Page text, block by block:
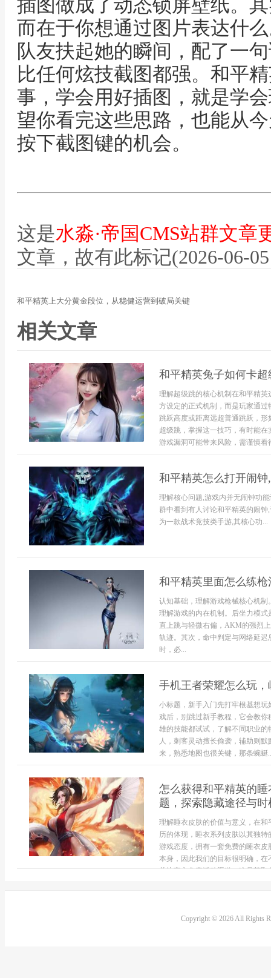
插图做成了动态锁屏壁纸。
而在于你想通过图片表达什
队友扶起她的瞬间，配了一
比任何炫技截图都强。和平
事，学会用好插图，就是学
望你看完这些思路，也能从
按下截图键的机会。
这是水淼·帝国CMS站群文章
文章，故有此标记(2026-06-
和平精英上大分黄金段位，从稳健运营到破局关键
相关文章
和平精英兔子如何卡
理解超级跳的核心机制在和平精
方设定的正式机制，而是玩家通
跳跃高度或距离远超普通跳跃，
超级跳，掌握这一技巧，有时能
游戏漏洞可能带来风险，需谨慎看
和平精英怎么打开闹
理解核心问题,游戏内并无闹钟功
群中看到有人讨论和平精英的闹
为一款战术竞技类手游,其核心功...
和平精英里面怎么练
认知基础，理解游戏枪械核心机
理解游戏的内在机制。后坐力模
直上跳与轻微右偏，AKM的强烈
轨迹。其次，命中判定与网络延
时，必...
手机王者荣耀怎么玩
小标题，新手入门先打牢根基想
戏后，别跳过新手教程，它会教
雄的技能都试试，了解不同职业
人，刺客灵动擅长偷袭，辅助则
来，熟悉地图也很关键，那条蜿蜒
怎么获得和平精英的
题，探索隐藏途径与时
理解睡衣皮肤的价值与意义，在
历的体现，睡衣系列皮肤以其独
游戏态度，拥有一套免费的睡衣
本身，因此我们的目标很明确，
关注官方免费活动渠道，这是获取
Copyright © 2026 All Rights